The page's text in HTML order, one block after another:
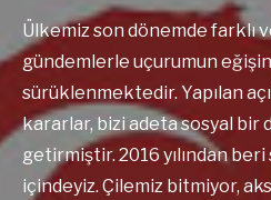
Ülkemiz son dönemde farklı
gündemlerle uçurumun
sürüklenmektedir. Yapılan
kararlar, bizi adeta sosyal bir
getirmiştir. 2016 yılından
içindeyiz. Çilemiz bitmiyor,